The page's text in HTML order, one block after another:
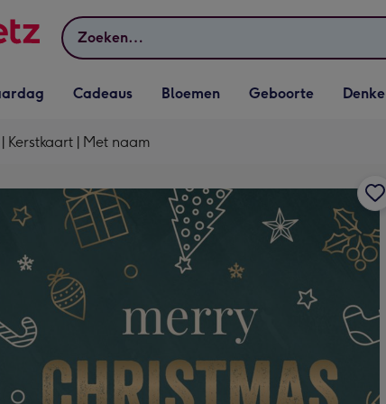
Zoeken
openen
Vervolgkeuzelijst
Cadeaus openen
Cadeaus
Vervolgkeuzelijst
Bloemen openen
Bloemen
Vervolgkeuzelijst
Geboorte openen
Geboorte
Denken
Kerstkaart | Met naam